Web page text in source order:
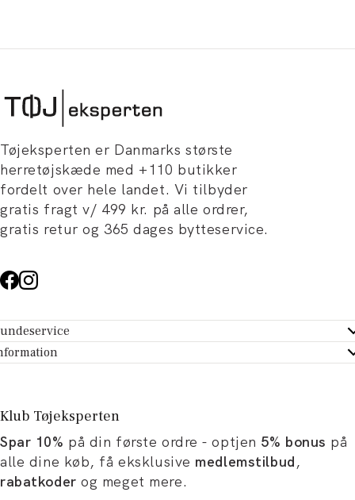
Tøjeksperten er Danmarks største
herretøjskæde med +110 butikker
fordelt over hele landet. Vi tilbyder
gratis fragt v/ 499 kr. på alle ordrer,
gratis retur og 365 dages bytteservice.
- Hjælpecenter
dit køb
Tøjeksperten
og artikler
og karriere
Klub Tøjeksperten
Spar 10% på din første ordre - optjen 5% bonus på
alle dine køb, få eksklusive medlemstilbud,
rabatkoder og meget mere.